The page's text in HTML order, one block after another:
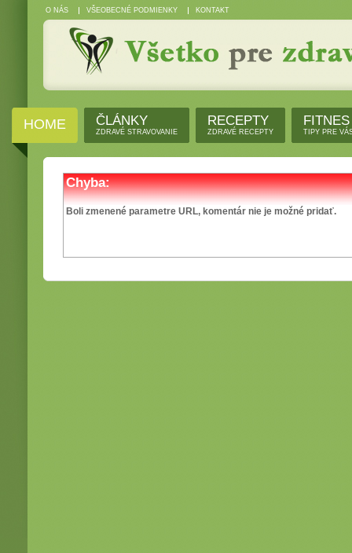
O NÁS VŠEOBECNÉ PODMIENKY KONTAKT
HOME ČLÁNKY
ZDRAVÉ STRAVOVANIE
RECEPTY
ZDRAVÉ RECEPTY
FITNES
TIPY PRE
Chyba:
Boli zmenené parametre URL, komentár nie je možné pridať.